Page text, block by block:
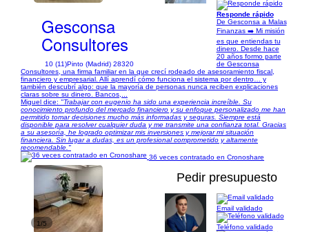
Gesconsa
Consultores
10 (11)Pinto (Madrid) 28320
Responde rápido
De Gesconsa a Malas
Finanzas ➡️ Mi misión
es que entiendas tu
dinero. Desde hace
20 años formo parte
de Gesconsa
Consultores, una firma familiar en la que crecí rodeado de asesoramiento fiscal,
financiero y empresarial. Allí aprendí cómo funciona el sistema por dentro… y
también descubrí algo: que la mayoría de personas nunca reciben explicaciones
claras sobre su dinero. Bancos,...
Miguel dice: "Trabajar con eugenio ha sido una experiencia increíble. Su
conocimiento profundo del mercado financiero y su enfoque personalizado me han
permitido tomar decisiones mucho más informadas y seguras. Siempre está
disponible para resolver cualquier duda y me transmite una confianza total. Gracias
a su asesoría, he logrado optimizar mis inversiones y mejorar mi situación
financiera. Sin lugar a dudas, es un profesional comprometido y altamente
recomendable."
36 veces contratado en Cronoshare
1/5
Pedir presupuesto
Email validado
Teléfono validado